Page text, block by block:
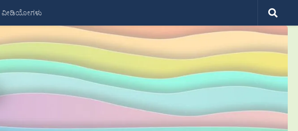
ವೀಡಿಯೋಗಳು